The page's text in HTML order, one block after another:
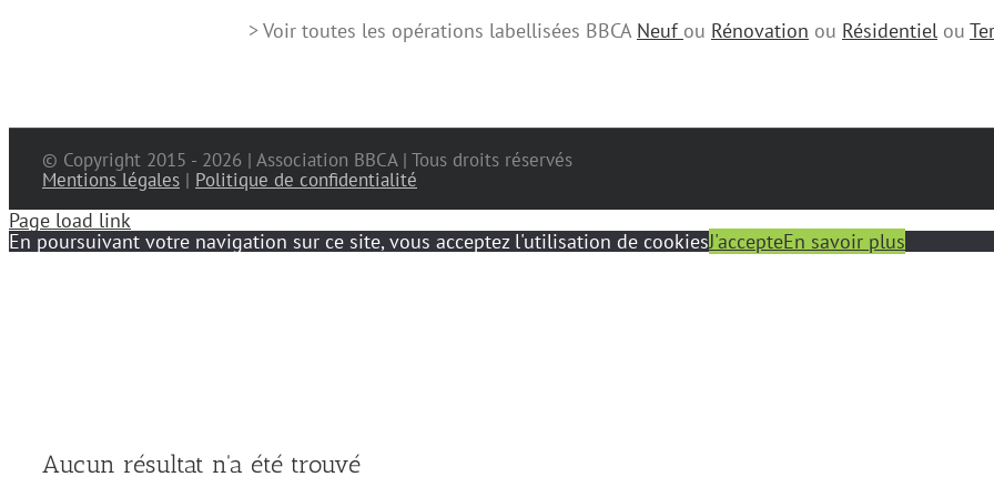
Aucun résultat n'a été trouvé
> Voir toutes les opérations labellisées BBCA Neuf ou Rénovation ou Résidentiel ou
© Copyright 2015 - 2026 | Association BBCA | Tous droits réservés
Mentions légales | Politique de confidentialité
Page load link
En poursuivant votre navigation sur ce site, vous acceptez l'utilisation de cookiesJ'accepteEn savoir plus